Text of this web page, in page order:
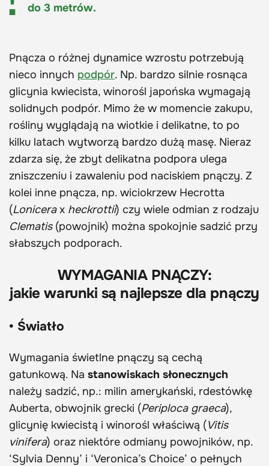
do 3 metrów.
Pnącza o różnej dynamice wzrostu potrzebują
nieco innych podpór. Np. bardzo silnie rosnąca
glicynia kwiecista, winorośl japońska wymagają
solidnych podpór. Mimo że w momencie zakupu,
rośliny wyglądają na wiotkie i delikatne, to po
kilku latach wytworzą bardzo dużą masę. Nieraz
zdarza się, że zbyt delikatna podpora ulega
zniszczeniu i zawaleniu pod naciskiem pnączy. Z
kolei inne pnącza, np. wiciokrzew Hecrotta
(Lonicerax heckrottii) czy wiele odmian z rodzaju
Clematis (powojnik) można spokojnie sadzić przy
słabszych podporach.
WYMAGANIA PNĄCZY:
jakie warunki są najlepsze dla pnączy
• Światło
Wymagania świetlne pnączy są cechą
gatunkową. Na stanowiskach słonecznych
należy sadzić, np.: milin amerykański, rdestówkę
Auberta, obwojnik grecki (Periploca graeca),
glicynię kwiecistą i winorośl właściwą (Vitis
vinifera) oraz niektóre odmiany powojników, np.
‘Sylvia Denny’ i ‘Veronica’s Choice’ o pełnych